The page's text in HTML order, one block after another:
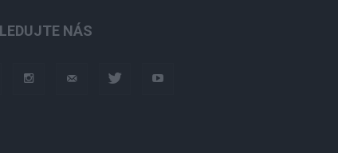
NÁS